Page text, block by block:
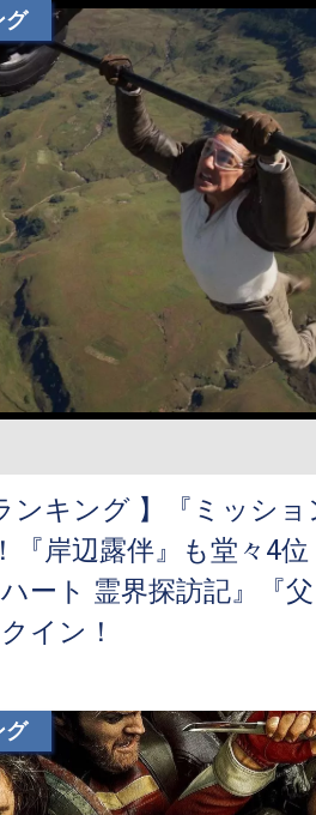
グ
ンキング 】『ミッシ
『岸辺露伴』も堂々4
ハート 霊界探訪記』『
イン！
グ